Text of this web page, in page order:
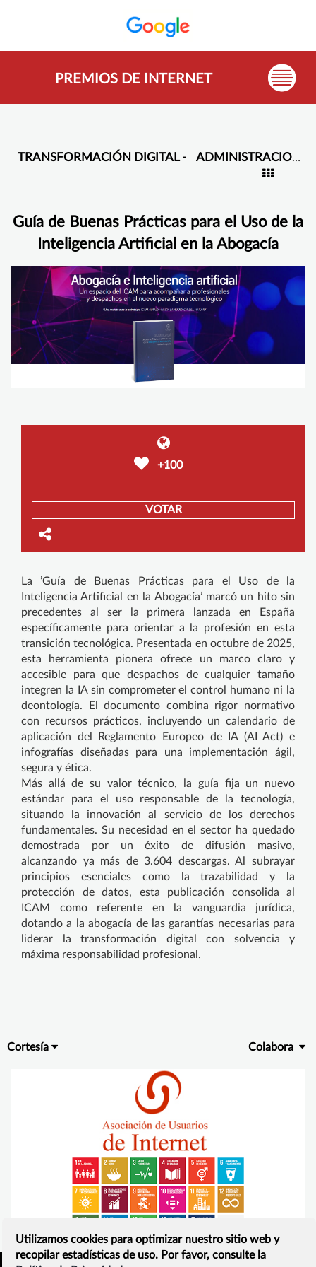
PREMIOS DE INTERNET
TRANSFORMACIÓN DIGITAL - ADMINISTRACIONES PUBLICAS
Guía de Buenas Prácticas para el Uso de la
Inteligencia Artificial en la Abogacía
+100
VOTAR
La ’Guía de Buenas Prácticas para el Uso de la
Inteligencia Artificial en la Abogacía’ marcó un hito sin
precedentes al ser la primera lanzada en España
específicamente para orientar a la profesión en esta
transición tecnológica. Presentada en octubre de 2025,
esta herramienta pionera ofrece un marco claro y
accesible para que despachos de cualquier tamaño
integren la IA sin comprometer el control humano ni la
deontología. El documento combina rigor normativo
con recursos prácticos, incluyendo un calendario de
aplicación del Reglamento Europeo de IA (AI Act) e
infografías diseñadas para una implementación ágil,
segura y ética.
Más allá de su valor técnico, la guía fija un nuevo
estándar para el uso responsable de la tecnología,
situando la innovación al servicio de los derechos
fundamentales. Su necesidad en el sector ha quedado
demostrada por un éxito de difusión masivo,
alcanzando ya más de 3.604 descargas. Al subrayar
principios esenciales como la trazabilidad y la
protección de datos, esta publicación consolida al
ICAM como referente en la vanguardia jurídica,
dotando a la abogacía de las garantías necesarias para
liderar la transformación digital con solvencia y
máxima responsabilidad profesional.
Cortesía Colabora
Utilizamos cookies para optimizar nuestro sitio web y
recopilar estadísticas de uso. Por favor, consulte la